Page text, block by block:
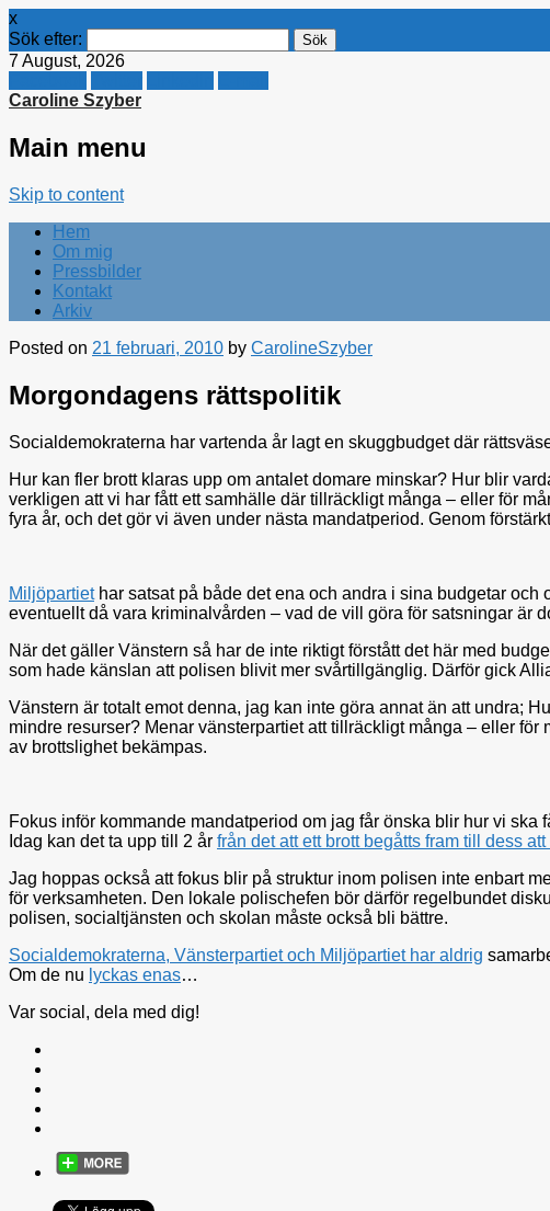
x
Sök efter:
7 August, 2026
Caroline Szyber
Main menu
Skip to content
Hem
Om mig
Pressbilder
Kontakt
Arkiv
Posted on 21 februari, 2010 by CarolineSzyber
Morgondagens rättspolitik
Socialdemokraterna har vartenda år lagt en skuggbudget där
Hur kan fler brott klaras upp om antalet domare minskar? Hur blir
verkligen att vi har fått ett samhälle där tillräckligt många – eller för
fyra år, och det gör vi även under nästa mandatperiod. Genom
Miljöpartiethar satsat på både det ena och andra i sina budgetar och
eventuellt då vara kriminalvården – vad de vill göra för satsningar är
När det gäller Vänstern så har de inte riktigt förstått det här med
som hade känslan att polisen blivit mer svårtillgänglig. Därför gick
Vänstern är totalt emot denna, jag kan inte göra annat än att undra;
mindre resurser? Menar vänsterpartiet att tillräckligt många – eller
av brottslighet bekämpas.
Fokus inför kommande mandatperiod om jag får önska blir hur vi ska
Idag kan det ta upp till 2 år från det att ett brott begåtts fram till dess
Jag hoppas också att fokus blir på struktur inom polisen inte enbart
för verksamheten. Den lokale polischefen bör därför regelbundet
polisen, socialtjänsten och skolan måste också bli bättre.
Socialdemokraterna, Vänsterpartiet och Miljöpartiet har aldrig
Om de nu lyckas enas…
Var social, dela med dig!